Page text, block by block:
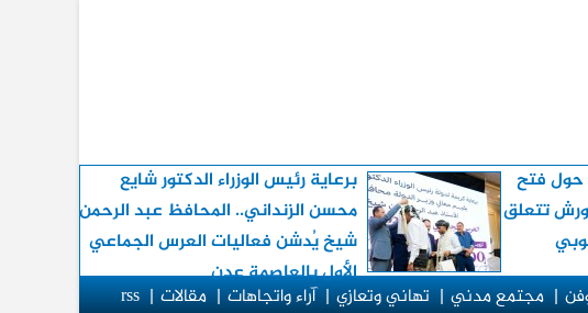
حول فتح
تتعلق
برعاية رئيس الوزراء الدكتور شايع
محسن الزنداني.. المحافظ عبد الرحمن
شيخ يُدشن فعاليات العرس الجماعي
الأول بالعاصمة عدن
|مجتمع مدني|تهاني وتعازي|آراء واتجاهات|مقالات|
rss